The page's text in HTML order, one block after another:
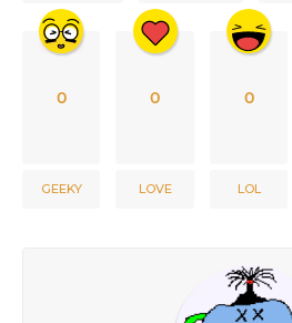
0
GEEKY
0
LOVE
0
LOL